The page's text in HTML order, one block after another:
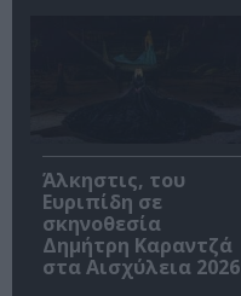
Άλκηστις, του
Ευριπίδη σε
σκηνοθεσία
Δημήτρη Καραντζά
στα Αισχύλεια 2026